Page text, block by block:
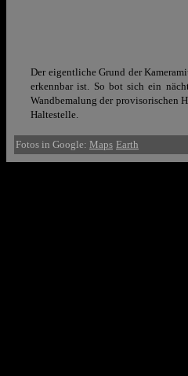
Der eigentliche Grund der
erkennbar ist. So bot sich ein
Wandbemalung der provisorischen
Haltestelle.
Fotos in Google: Maps Earth